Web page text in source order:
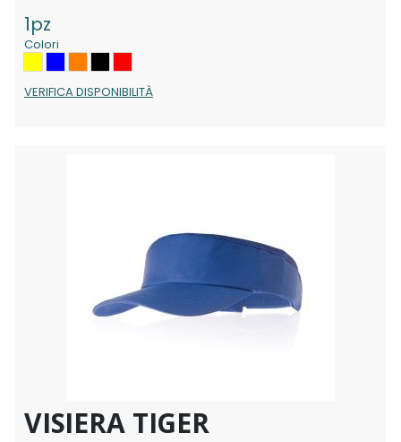
1pz
Colori
VERIFICA DISPONIBILITÀ
VISIERA TIGER